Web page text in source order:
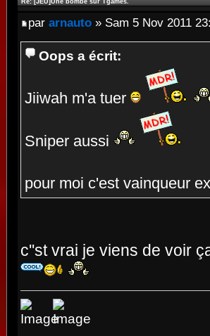
par arnauto » Sam 5 Nov 2011
Oops a écrit:
Jiiwah m'a tuer
Sniper aussi
pour moi c'est vainqueur
c''st vrai je viens de voir